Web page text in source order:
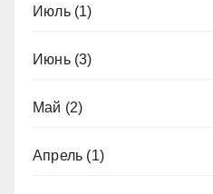
Июль(1)
Июнь(3)
Май (2)
Апрель (1)